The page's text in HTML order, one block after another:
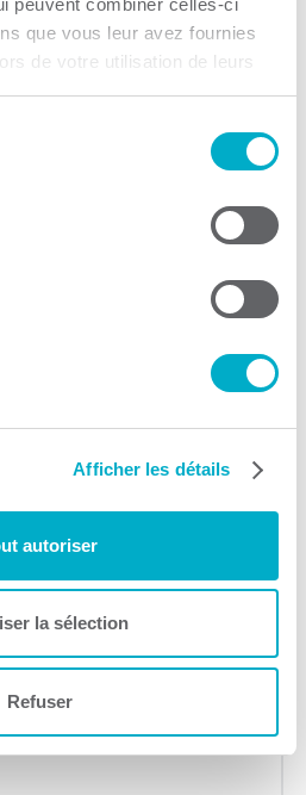
peuvent combiner celles-ci
que vous leur avez fournies
de votre utilisation de leurs
Afficher les détails
autoriser
la sélection
Refuser
Web
Rivières
savoir